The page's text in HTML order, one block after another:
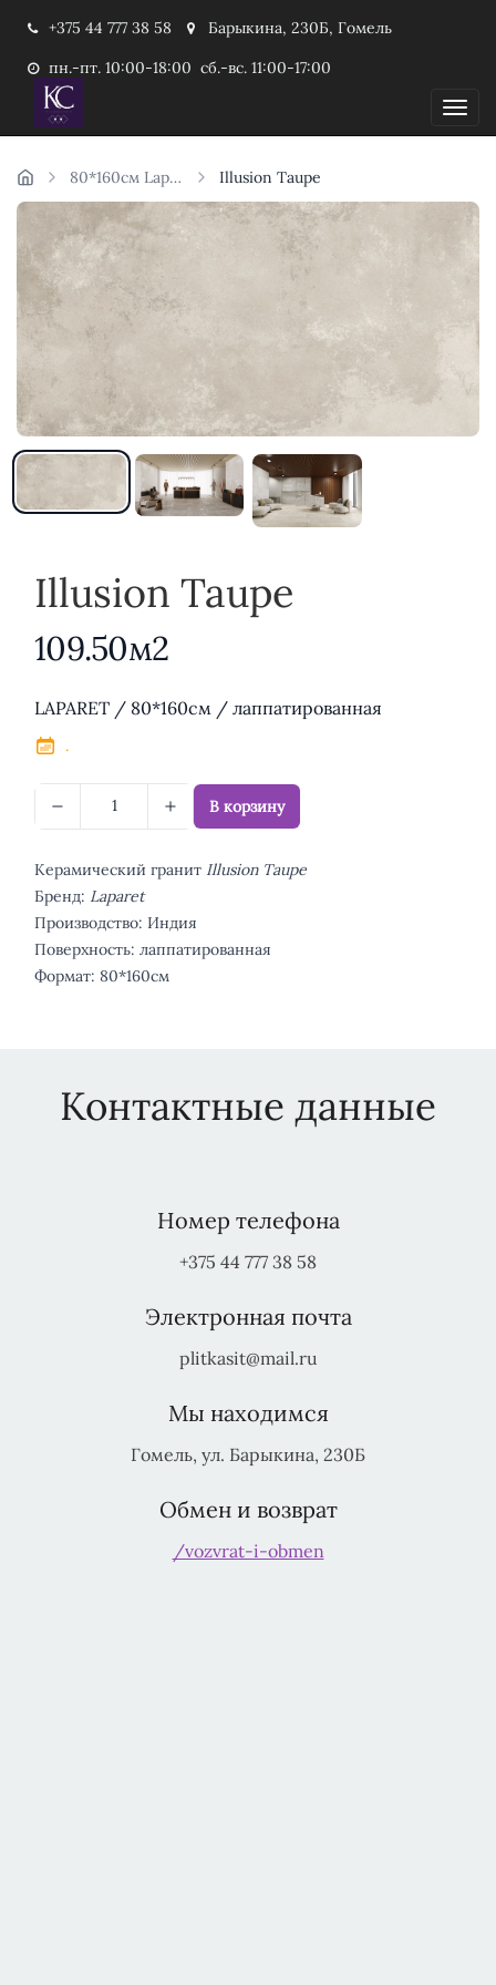
+375 44 777 38 58
Барыкина, 230Б, Гомель
пн.-пт. 10:00-18:00 сб.-вс. 11:00-17:00
80*160см Laparet Индия Illusion Taupe
Illusion Taupe
109.50м2
Описание
LAPARET / 80*160см / лаппатированная
.
В корзину
Керамический гранит Illusion Taupe
Бренд: Laparet
Производство: Индия
Поверхность: лаппатированная
Формат: 80*160см
Контактные данные
Номер телефона
+375 44 777 38 58
Электронная почта
plitkasit@mail.ru
Мы находимся
Гомель, ул. Барыкина, 230Б
Обмен и возврат
/vozvrat-i-obmen